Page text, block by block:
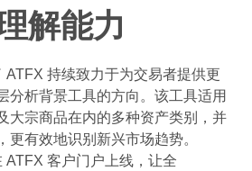
解能力
ATFX 持续致力于为交易者提供更
分析背景工具的方向。该工具适用
大宗商品在内的多种资产类别，并
更有效地识别新兴市场趋势。
ATFX 客户门户上线，让全